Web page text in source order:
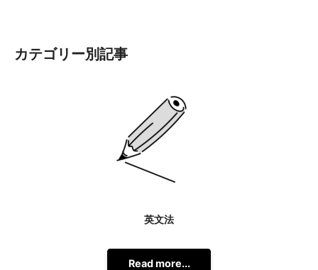
カテゴリー別記事
英文法
Read more...